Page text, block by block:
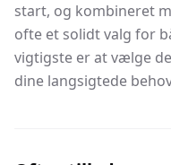
start, og kombineret
ofte et solidt valg for
vigtigste er at vælge
dine langsigtede